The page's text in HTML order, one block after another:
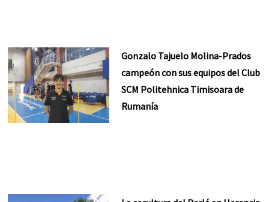
Gonzalo Tajuelo Molina-Prados
campeón con sus equipos del Club
SCM Politehnica Timisoara de
Rumanía